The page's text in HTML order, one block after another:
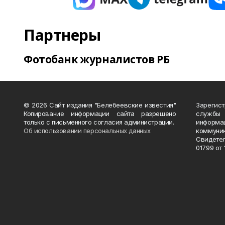
Партнеры
Фотобанк журналистов РБ
© 2026 Сайт издания "Белебеевские известия"
Копирование информации сайта разрешено
только с письменного согласия администрации.
Об использовании персональных данных
01799 от